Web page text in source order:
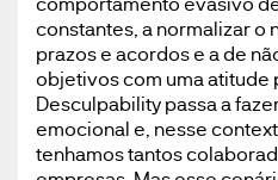
constantes, a normalizar o
prazos e acordos e a de
objetivos com uma atitude
Desculpability passa a
emocional e, nesse
tenhamos tantos